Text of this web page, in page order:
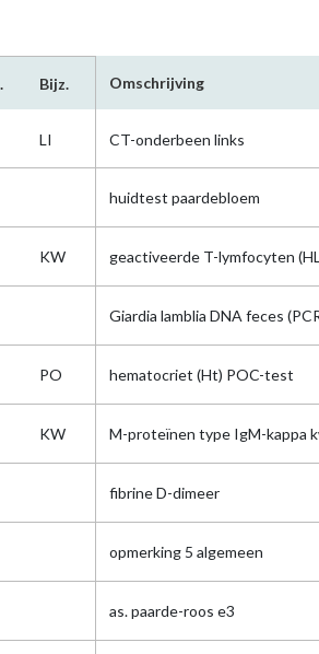
Bijz. Omschrijving
LI CT-onderbeen links
huidtest paardebloem
KW geactiveerde T-lymfocyten
Giardia lamblia DNA feces
PO hematocriet (Ht) POC-test
KW M-proteïnen type IgM-kappa
fibrine D-dimeer
opmerking 5 algemeen
as. paarde-roos e3